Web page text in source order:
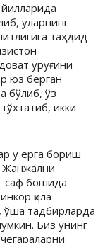
уларнинг
таҳдид
уруғини
юз берган
бўлиб, ўз
икки
у ерга бориш
Жанжални
саф бошида
қила
ўша тадбирларда
Биз унинг